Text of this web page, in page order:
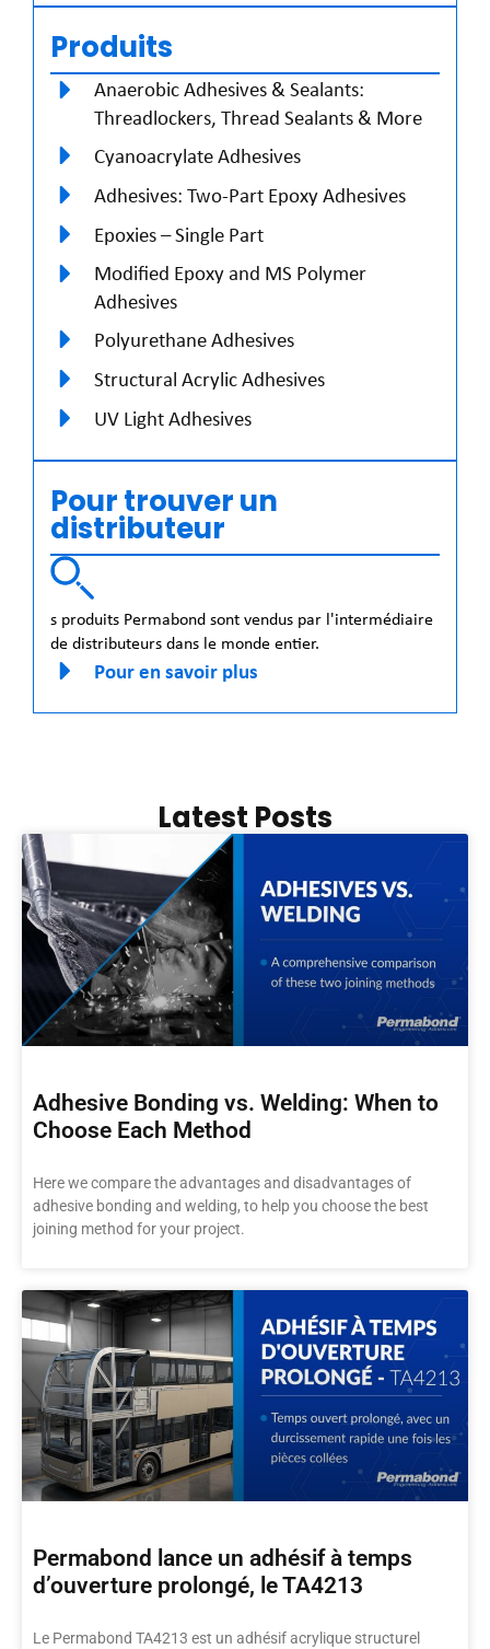
Produits
Anaerobic Adhesives & Sealants:
Threadlockers, Thread Sealants & More
Cyanoacrylate Adhesives
Adhesives: Two-Part Epoxy Adhesives
Epoxies – Single Part
Modified Epoxy and MS Polymer
Adhesives
Polyurethane Adhesives
Structural Acrylic Adhesives
UV Light Adhesives
Pour trouver un
distributeur
s produits Permabond sont vendus par l'intermédiaire
de distributeurs dans le monde entier.
Pour en savoir plus
Latest Posts
Adhesive Bonding vs. Welding: When to
Choose Each Method
Here we compare the advantages and disadvantages of
adhesive bonding and welding, to help you choose the best
joining method for your project.
Permabond lance un adhésif à temps
d’ouverture prolongé, le TA4213
Le Permabond TA4213 est un adhésif acrylique structurel